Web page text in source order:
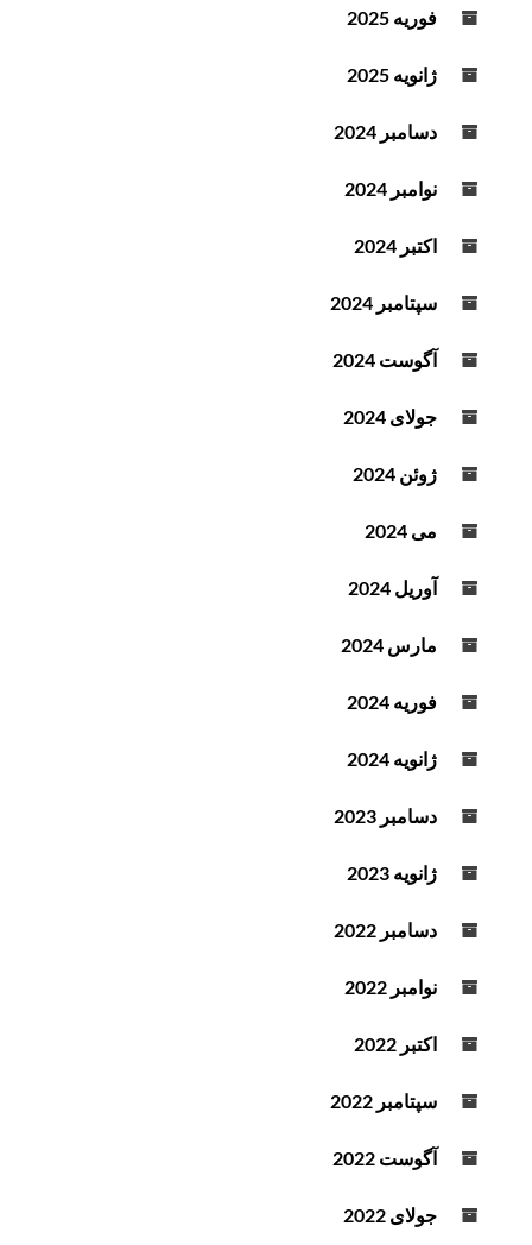
فوریه 2025
ژانویه 2025
دسامبر 2024
نوامبر 2024
اکتبر 2024
سپتامبر 2024
آگوست 2024
جولای 2024
ژوئن 2024
می 2024
آوریل 2024
مارس 2024
فوریه 2024
ژانویه 2024
دسامبر 2023
ژانویه 2023
دسامبر 2022
نوامبر 2022
اکتبر 2022
سپتامبر 2022
آگوست 2022
جولای 2022